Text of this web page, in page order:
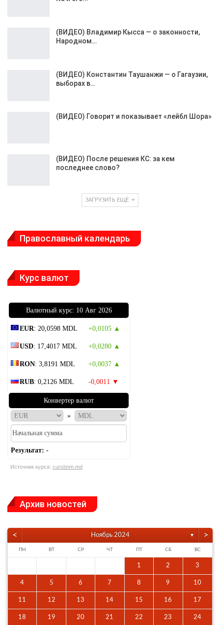
(ВИДЕО) Владимир Кысса — о законности,
Народном…
(ВИДЕО) Константин Таушанжи — о Гагаузии,
выборах в…
(ВИДЕО) Говорит и показывает «лейбл Шора»
(ВИДЕО) После решения КС: за кем
последнее слово?
ЗАГРУЗИТЬ ЕЩЁ
Православный календарь
Курс валют
Bалютный курс: 10 Авг 2026
EUR: 20,0598 MDL +0,0105 ▲
USD: 17,4017 MDL +0,0280 ▲
RON: 3,8191 MDL +0,0037 ▲
RUB: 0,2126 MDL -0,0011 ▼
Конвертер валют
»
Результат: -
Источник курса: cursbnm.md
Архив новостей
< Ноябрь 2024 ▼ >
ПН ВТ СР ЧТ ПТ СБ ВС
1 2 3
4 5 6 7 8 9 10
11 12 13 14 15 16 17
18 19 20 21 22 23 24